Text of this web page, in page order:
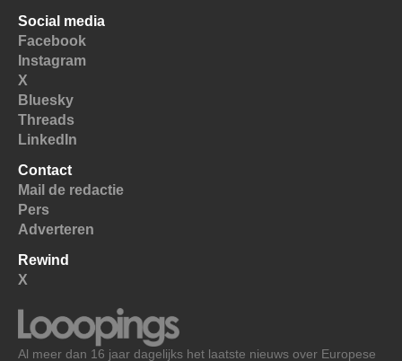
Social media
Facebook
Instagram
X
Bluesky
Threads
LinkedIn
Contact
Mail de redactie
Pers
Adverteren
Rewind
X
Al meer dan 16 jaar dagelijks het laatste nieuws over Europese